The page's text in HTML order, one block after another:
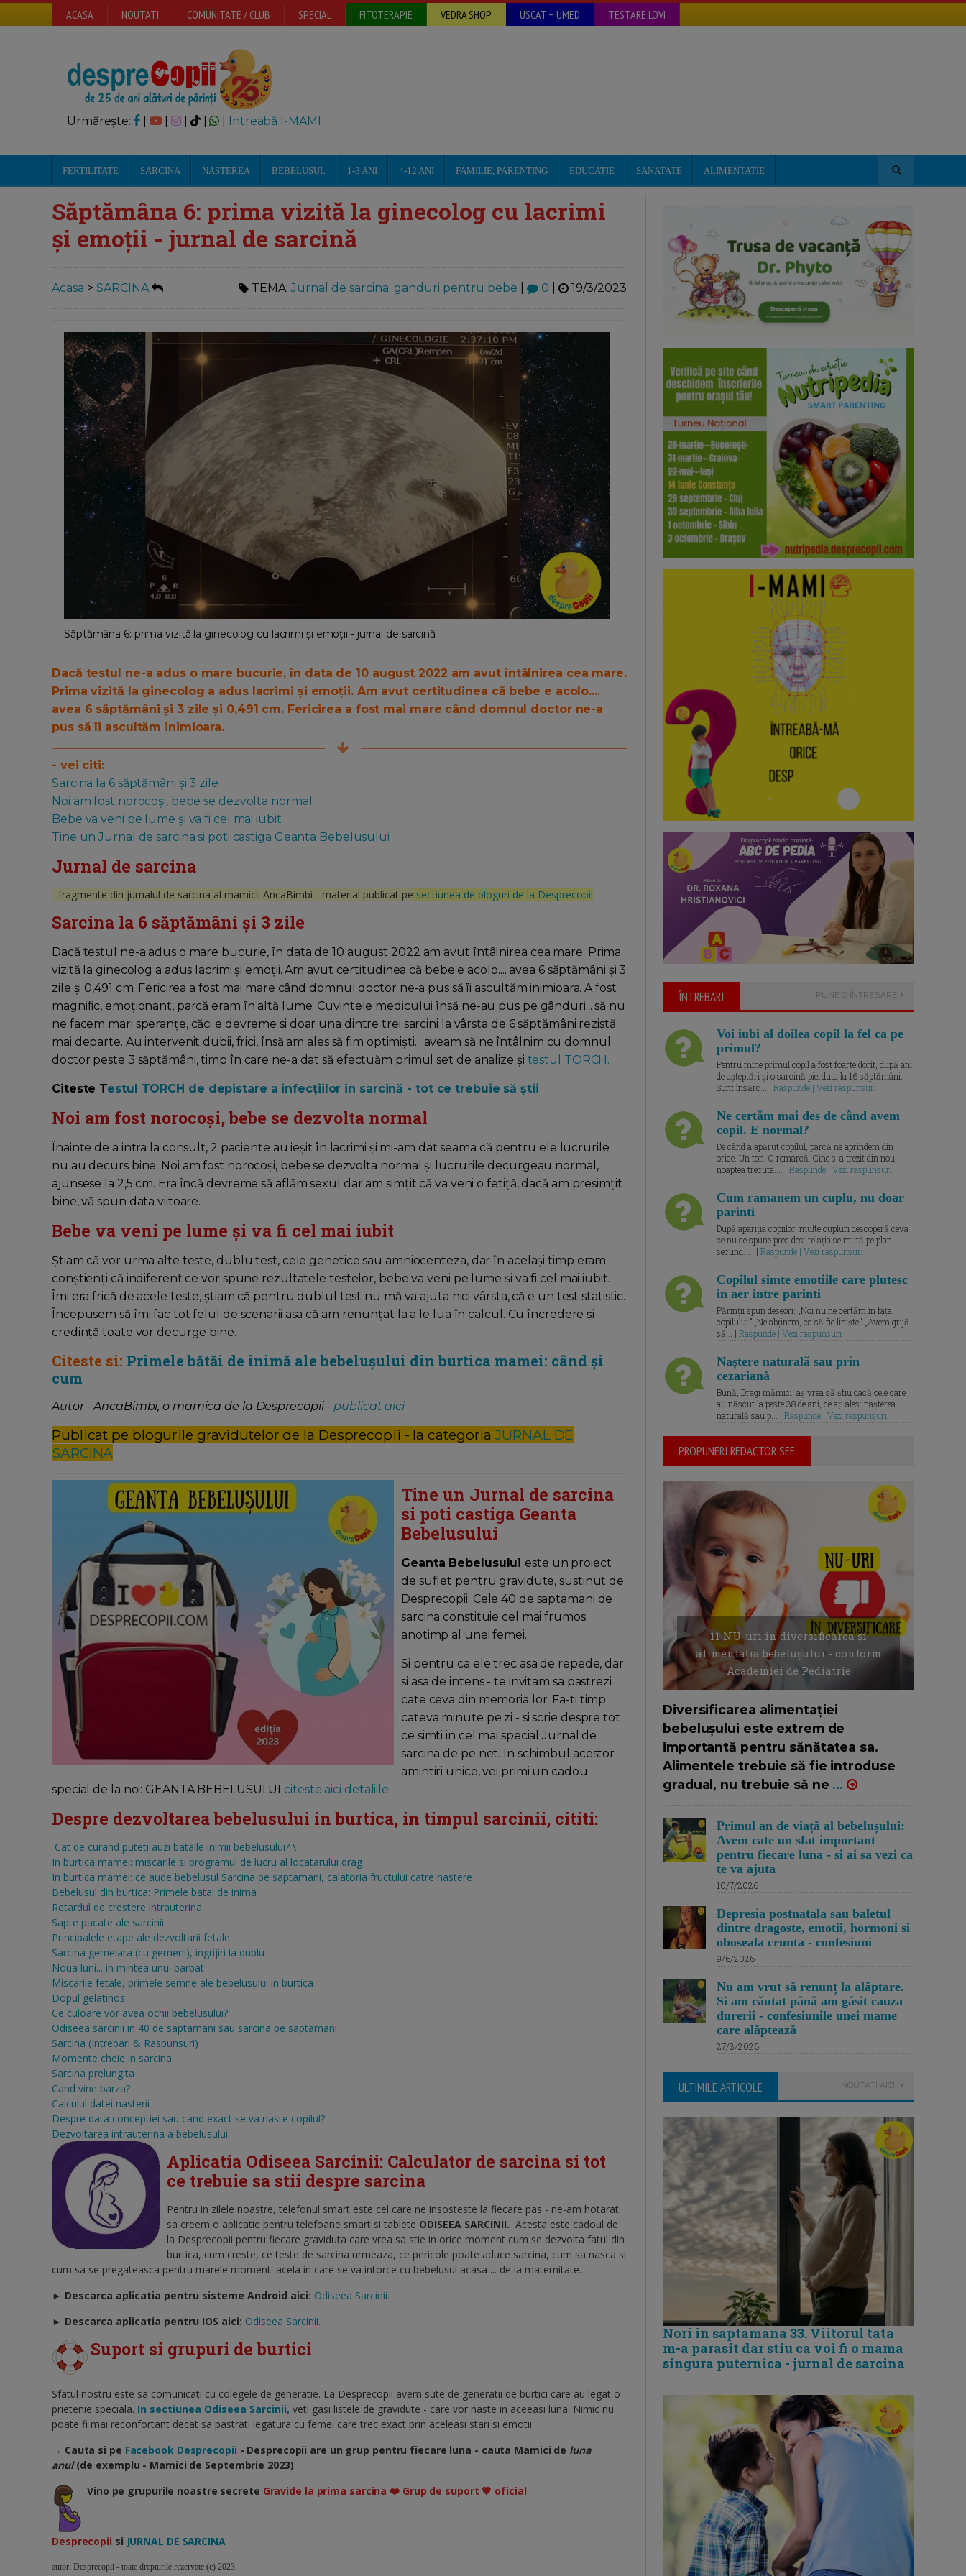
ACASA NOUTATI COMUNITATE / CLUB SPECIAL FITOTERAPIE VEDRA SHOP USCAT + UMED TESTARE LOVI
Urmărește: | | Intreabă I-MAMI
FERTILITATE SARCINA NASTEREA BEBELUSUL 1-3 ANI 4-12 ANI FAMILIE, PARENTING EDUCATIE SANATATE ALIMENTATIE
Săptămâna 6: prima vizită la ginecolog cu lacrimi
și emoții - jurnal de sarcină
Acasa > SARCINA TEMA: Jurnal de sarcina: ganduri pentru bebe 0 19/3/2023
Săptămâna 6: prima vizită la ginecolog cu lacrimi și emoții - jurnal de sarcină
Dacă testul ne-a adus o mare bucurie, în data de 10 august 2022 am avut întâlnirea cea mare.
Prima vizită la ginecolog a adus lacrimi și emoții. Am avut certitudinea că bebe e acolo....
avea 6 săptămâni și 3 zile și 0,491 cm. Fericirea a fost mai mare când domnul doctor ne-a
pus să îi ascultăm inimioara.
- vei citi:
Sarcina la 6 săptămâni și 3 zile
Noi am fost norocoși, bebe se dezvolta normal
Bebe va veni pe lume și va fi cel mai iubit
Tine un Jurnal de sarcina si poti castiga Geanta Bebelusului
Jurnal de sarcina
- fragmente din jurnalul de sarcina al mamicii AncaBimbi - material publicat pe sectiunea de bloguri de la Desprecopii
Sarcina la 6 săptămâni și 3 zile
Dacă testul ne-a adus o mare bucurie, în data de 10 august 2022 am avut întâlnirea cea mare. Prima
vizită la ginecolog a adus lacrimi și emoții. Am avut certitudinea că bebe e acolo.... avea 6 săptămâni și 3
zile și 0,491 cm. Fericirea a fost mai mare când domnul doctor ne-a pus să îi ascultăm inimioara. A fost
magnific, emoționant, parcă eram în altă lume. Cuvintele medicului însă ne-au pus pe gânduri... să nu
ne facem mari speranțe, căci e devreme si doar una dintre trei sarcini la vârsta de 6 săptămâni rezistă
mai departe. Au intervenit dubii, frici, însă am ales să fim optimiști... aveam să ne întâlnim cu domnul
doctor peste 3 săptămâni, timp în care ne-a dat să efectuăm primul set de analize și testul TORCH.
Citeste Testul TORCH de depistare a infecțiilor in sarcină - tot ce trebuie să știi
Noi am fost norocoși, bebe se dezvolta normal
Înainte de a intra la consult, 2 paciente au ieșit în lacrimi și mi-am dat seama că pentru ele lucrurile
nu au decurs bine. Noi am fost norocoși, bebe se dezvolta normal și lucrurile decurgeau normal,
ajunsese la 2,5 cm. Era încă devreme să aflăm sexul dar am simțit că va veni o fetiță, dacă am presimțit
bine, vă spun data viitoare.
Bebe va veni pe lume și va fi cel mai iubit
Știam că vor urma alte teste, dublu test, cele genetice sau amniocenteza, dar în același timp eram
conștienți că indiferent ce vor spune rezultatele testelor, bebe va veni pe lume și va fi cel mai iubit.
Îmi era frică de acele teste, știam că pentru dublul test nu mă va ajuta nici vârsta, că e un test statistic.
Începusem să îmi fac tot felul de scenarii asa că am renunțat la a le lua în calcul. Cu încredere și
credință toate vor decurge bine.
Citeste si: Primele bătăi de inimă ale bebelușului din burtica mamei: când și
cum
Autor - AncaBimbi, o mamica de la Desprecopii -publicat aici
Publicat pe blogurile gravidutelor de la Desprecopii - la categoriaJURNAL DE
SARCINA
Tine un Jurnal de sarcina
si poti castiga Geanta
Bebelusului
Geanta Bebelusului este un proiect
de suflet pentru gravidute, sustinut de
Desprecopii. Cele 40 de saptamani de
sarcina constituie cel mai frumos
anotimp al unei femei.
Si pentru ca ele trec asa de repede, dar
si asa de intens - te invitam sa pastrezi
cate ceva din memoria lor. Fa-ti timp
cateva minute pe zi - si scrie despre tot
ce simti in cel mai special Jurnal de
sarcina de pe net. In schimbul acestor
amintiri unice, vei primi un cadou
special de la noi: GEANTA BEBELUSULUI citeste aici detaliile.
Despre dezvoltarea bebelusului in burtica, in timpul sarcinii, cititi:
Cat de curand puteti auzi bataile inimii bebelusului? \
In burtica mamei: miscarile si programul de lucru al locatarului drag
In burtica mamei: ce aude bebelusul Sarcina pe saptamani, calatoria fructului catre nastere
Bebelusul din burtica: Primele batai de inima
Retardul de crestere intrauterina
Sapte pacate ale sarcinii
Principalele etape ale dezvoltarii fetale
Sarcina gemelara (cu gemeni), ingrijiri la dublu
Noua luni... in mintea unui barbat
Miscarile fetale, primele semne ale bebelusului in burtica
Dopul gelatinos
Ce culoare vor avea ochii bebelusului?
Odiseea sarcinii in 40 de saptamani sau sarcina pe saptamani
Sarcina (Intrebari & Raspunsuri)
Momente cheie in sarcina
Sarcina prelungita
Cand vine barza?
Calculul datei nasterii
Despre data conceptiei sau cand exact se va naste copilul?
Dezvoltarea intrauterina a bebelusului
Aplicatia Odiseea Sarcinii: Calculator de sarcina si tot
ce trebuie sa stii despre sarcina
Pentru in zilele noastre, telefonul smart este cel care ne insosteste la fiecare pas - ne-am hotarat
sa creem o aplicatie pentru telefoane smart si tablete ODISEEA SARCINII. Acesta este cadoul de
la Desprecopii pentru fiecare graviduta care vrea sa stie in orice moment cum se dezvolta fatul din
burtica, cum creste, ce teste de sarcina urmeaza, ce pericole poate aduce sarcina, cum sa nasca si
cum sa se pregateasca pentru marele moment: acela in care se va intorce cu bebelusul acasa ... de la maternitate.
► Descarca aplicatia pentru sisteme Android aici: Odiseea Sarcinii.
► Descarca aplicatia pentru IOS aici: Odiseea Sarcinii.
Suport si grupuri de burtici
Sfatul nostru este sa comunicati cu colegele de generatie. La Desprecopii avem sute de generatii de burtici care au legat o
prietenie speciala. In sectiunea Odiseea Sarcinii, veti gasi listele de gravidute - care vor naste in aceeasi luna. Nimic nu
poate fi mai reconfortant decat sa pastrati legatura cu femei care trec exact prin aceleasi stari si emotii.
→ Cauta si pe Facebook Desprecopii - Desprecopii are un grup pentru fiecare luna - cauta Mamici de luna
anul (de exemplu - Mamici de Septembrie 2023)
Vino pe grupurile noastre secrete Gravide la prima sarcina ❤️ Grup de suport 💗 oficial
Desprecopii si JURNAL DE SARCINA
autor: Desprecopii - toate drepturile rezervate (c) 2023
ÎNTREBARI PUNE O ÎNTREBARE
Voi iubi al doilea copil la fel ca pe
primul?
Pentru mine primul copil a fost foarte dorit, după ani
de așteptări și o sarcină pierduta la 16 săptămâni.
Sunt însărc... | Raspunde | Vezi raspunsuri
Ne certăm mai des de când avem
copil. E normal?
De când a apărut copilul, parcă ne aprindem din
orice. Un ton. O remarcă. Cine s-a trezit din nou
noaptea trecuta.... | Raspunde | Vezi raspunsuri
Cum ramanem un cuplu, nu doar
parinti
După apariția copiilor, multe cupluri descoperă ceva
ce nu se spune prea des: relația se mută pe plan
secund. ... | Raspunde | Vezi raspunsuri
Copilul simte emotiile care plutesc
in aer intre parinti
Părinții spun deseori: „Noi nu ne certăm în fața
copilului.” „Ne abținem, ca să fie liniște.” „Avem grijă
să... | Raspunde | Vezi raspunsuri
Naștere naturală sau prin
cezariană
Bună, Dragi mămici, aș vrea să știu dacă cele care
au născut la peste 38 de ani, ce ați ales: nașterea
naturală sau p... | Raspunde | Vezi raspunsuri
PROPUNERI REDACTOR SEF
11 NU-uri in diversificarea și
alimentația bebelușului - conform
Academiei de Pediatrie
Diversificarea alimentației
bebelușului este extrem de
importantă pentru sănătatea sa.
Alimentele trebuie să fie introduse
gradual, nu trebuie să ne ...
Primul an de viață al bebelușului:
Avem cate un sfat important
pentru fiecare luna - si ai sa vezi ca
te va ajuta
10/7/2026
Depresia postnatala sau baletul
dintre dragoste, emotii, hormoni si
oboseala crunta - confesiuni
9/6/2026
Nu am vrut să renunț la alăptare.
Si am căutat până am găsit cauza
durerii - confesiunile unei mame
care alăptează
27/3/2026
ULTIMILE ARTICOLE NOUTATI AICI
Nori in saptamana 33. Viitorul tata
m-a parasit dar stiu ca voi fi o mama
singura puternica - jurnal de sarcina